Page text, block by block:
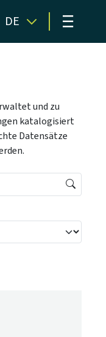
DE ≡
und zu
katalogisiert
Datensätze